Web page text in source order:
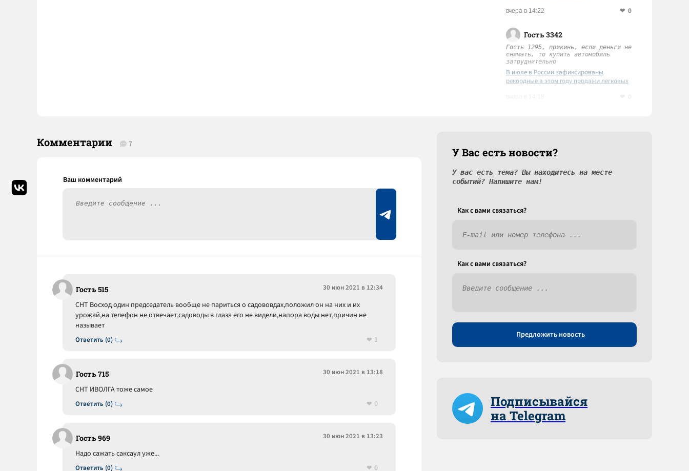
вчера в 14:22 0
Гость 3342
Гость 1295, прикинь, если деньги не
снимать, то купить автомобиль
затруднительно
В июле в России зафиксированы
рекордные в этом году продажи легковых
Комментарии 7
Гость 515 30 июн 2021 в 12:34
Ответить (0)
СНТ Восход один председатель вообще не париться о садововдах,положил он на них и их
урожай,на телефон не отвечает,садоводы в глаза его не видели,напора воды нет,причин не
называет
1
Гость 715 30 июн 2021 в 13:18
Ответить (0)
СНТ ИВОЛГА тоже самое
0
Гость 969 30 июн 2021 в 13:23
Ответить (0)
Надо сажать саксаул уже...
0
У Вас есть новости?
У вас есть тема? Вы находитесь на месте
событий? Напишите нам!
Как c вами связаться?
Как c вами связаться?
Предложить новость
Подписывайся
на Telegram